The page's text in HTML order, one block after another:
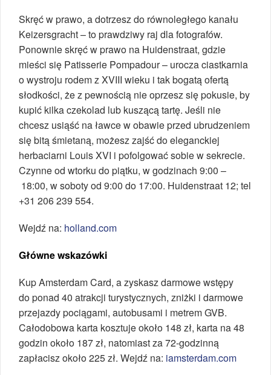
Skręć w prawo, a dotrzesz do równoległego kanału
Keizersgracht – to prawdziwy raj dla fotografów.
Ponownie skręć w prawo na Huidenstraat, gdzie
mieści się Patisserie Pompadour – urocza ciastkarnia
o wystroju rodem z XVIII wieku i tak bogatą ofertą
słodkości, że z pewnością nie oprzesz się pokusie, by
kupić kilka czekolad lub kuszącą tartę. Jeśli nie
chcesz usiąść na ławce w obawie przed ubrudzeniem
się bitą śmietaną, możesz zajść do eleganckiej
herbaciarni Louis XVI i pofolgować sobie w sekrecie.
Czynne od wtorku do piątku, w godzinach 9:00 –
18:00, w soboty od 9:00 do 17:00. Huidenstraat 12; tel
+31 206 239 554.
Wejdź na: holland.com
Główne wskazówki
Kup Amsterdam Card, a zyskasz darmowe wstępy
do ponad 40 atrakcji turystycznych, zniżki i darmowe
przejazdy pociągami, autobusami i metrem GVB.
Całodobowa karta kosztuje około 148 zł, karta na 48
godzin około 187 zł, natomiast za 72-godzinną
zapłacisz około 225 zł. Wejdź na: iamsterdam.com